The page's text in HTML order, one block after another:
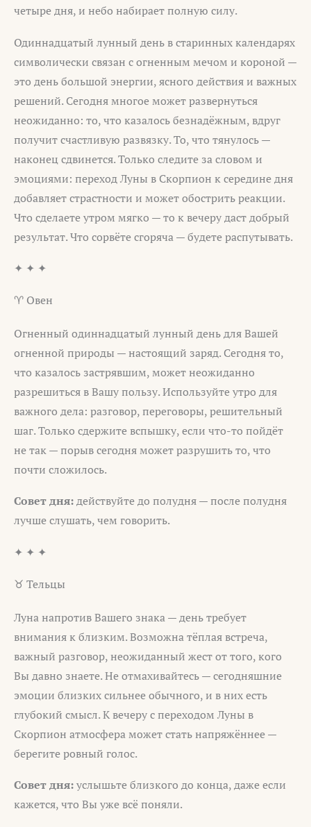
четыре дня, и небо набирает полную силу.
Одиннадцатый лунный день в старинных календарях
символически связан с огненным мечом и короной —
это день большой энергии, ясного действия и важных
решений. Сегодня многое может развернуться
неожиданно: то, что казалось безнадёжным, вдруг
получит счастливую развязку. То, что тянулось —
наконец сдвинется. Только следите за словом и
эмоциями: переход Луны в Скорпион к середине дня
добавляет страстности и может обострить реакции.
Что сделаете утром мягко — то к вечеру даст добрый
результат. Что сорвёте сгоряча — будете распутывать.
✦ ✦ ✦
♈ Овен
Огненный одиннадцатый лунный день для Вашей
огненной природы — настоящий заряд. Сегодня то,
что казалось застрявшим, может неожиданно
разрешиться в Вашу пользу. Используйте утро для
важного дела: разговор, переговоры, решительный
шаг. Только сдержите вспышку, если что-то пойдёт
не так — порыв сегодня может разрушить то, что
почти сложилось.
Совет дня:действуйте до полудня — после полудня
лучше слушать, чем говорить.
✦ ✦ ✦
♉ Тельцы
Луна напротив Вашего знака — день требует
внимания к близким. Возможна тёплая встреча,
важный разговор, неожиданный жест от того, кого
Вы давно знаете. Не отмахивайтесь — сегодняшние
эмоции близких сильнее обычного, и в них есть
глубокий смысл. К вечеру с переходом Луны в
Скорпион атмосфера может стать напряжённее —
берегите ровный голос.
Совет дня:услышьте близкого до конца, даже если
кажется, что Вы уже всё поняли.